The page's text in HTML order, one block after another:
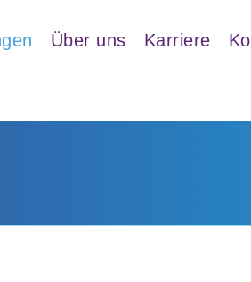
Über uns Karriere